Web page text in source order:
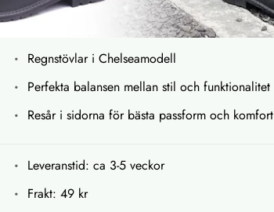
Regnstövlar i Chelseamodell
Perfekta balansen mellan stil och funktionalitet
Resår i sidorna för bästa passform och komfort
Leveranstid: ca 3-5 veckor
Frakt: 49 kr